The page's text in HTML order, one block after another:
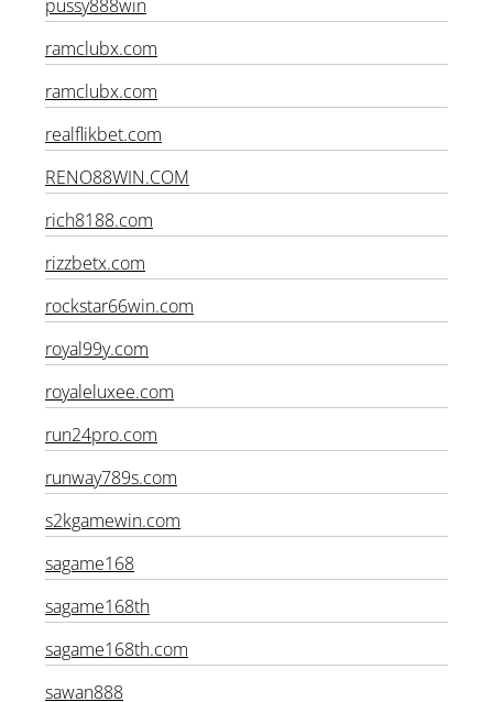
pussy888win
ramclubx.com
ramclubx.com
realflikbet.com
RENO88WIN.COM
rich8188.com
rizzbetx.com
rockstar66win.com
royal99y.com
royaleluxee.com
run24pro.com
runway789s.com
s2kgamewin.com
sagame168
sagame168th
sagame168th.com